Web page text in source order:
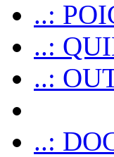
..:
..:
..:
..: